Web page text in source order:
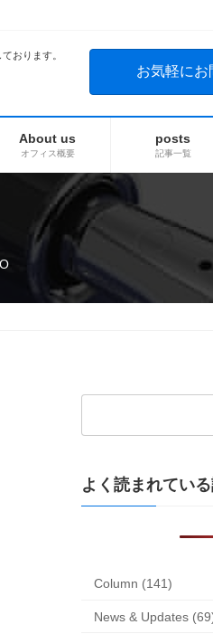
おります。
お気軽にお
About us
オフィス概要
posts
記事一覧
検
よく読まれてい
Column (141)
News & Updates